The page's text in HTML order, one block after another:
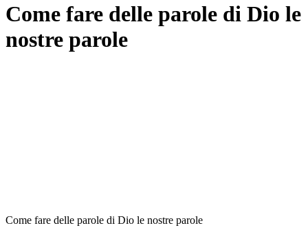
Come fare delle parole di Dio le
nostre parole
Come fare delle parole di Dio le nostre parole